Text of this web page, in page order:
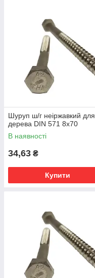
Шуруп ш/г неіржавкий для
дерева DIN 571 8х70
В наявності
34,63 ₴
Купити